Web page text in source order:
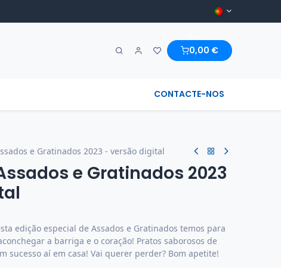
0,00 €
CONTACTE-NOS
e Gratinados 2023 - versão digital
e Gratinados 2023
edição especial de Assados e Gratinados temos para
a barriga e o coração! Pratos saborosos de
sucesso aí em casa! Vai querer perder? Bom apetite!